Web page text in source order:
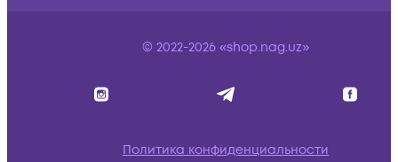
© 2022-2026 «shop.nag.uz»
Политика конфиденциальности